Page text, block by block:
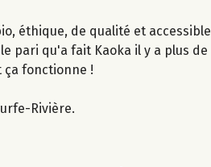
éthique, de qualité et accessible
le pari qu'a fait Kaoka il y a plus de
ça fonctionne !
Rivière.